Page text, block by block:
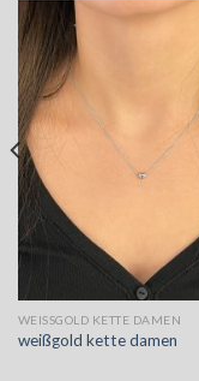
WEISSGOLD KETTE DAMEN
weißgold kette damen